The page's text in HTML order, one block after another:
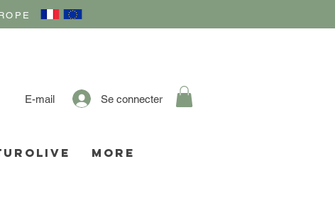
E-mail Se connecter
More